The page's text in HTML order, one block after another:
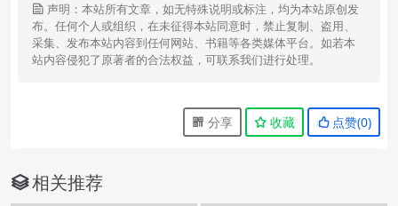
声明：本站所有文章，如无特殊说明或标注，均为本站原创发
布。任何个人或组织，在未征得本站同意时，禁止复制、盗用、
采集、发布本站内容到任何网站、书籍等各类媒体平台。如若本
站内容侵犯了原著者的合法权益，可联系我们进行处理。
分享 收藏 点赞(0)
相关推荐